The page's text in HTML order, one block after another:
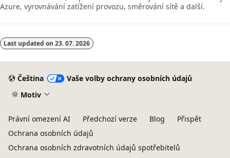
Azure, vyrovnávání zatížení provozu, směrování sítě a další.
Last updated on 23. 07. 2026
Čeština
Vaše volby ochrany osobních údajů
Motiv
Právní omezení AI Předchozí verze Blog
Přispět
Ochrana osobních údajů
Ochrana osobních zdravotních údajů spotřebitelů